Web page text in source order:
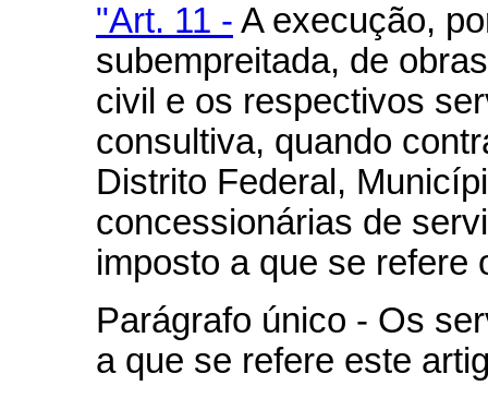
"Art. 11 - A execução,
subempreitada, de
civil e os respectivos
consultiva, quando
Distrito Federal,
concessionárias de
imposto a que se refere
Parágrafo único - Os
a que se refere este